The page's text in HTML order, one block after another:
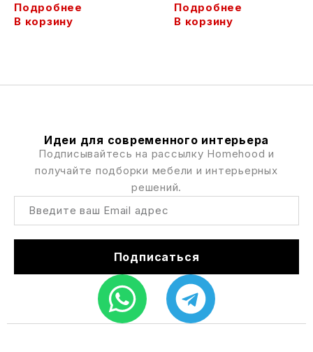
Подробнее
В корзину
Подробнее
В корзину
Идеи для современного интерьера
Подписывайтесь на рассылку Homehood и
получайте подборки мебели и интерьерных
решений.
Подписаться